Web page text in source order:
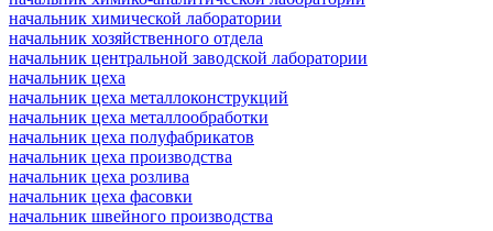
начальник химической лаборатории
начальник хозяйственного отдела
начальник центральной заводской лаборатории
начальник цеха
начальник цеха металлоконструкций
начальник цеха металлообработки
начальник цеха полуфабрикатов
начальник цеха производства
начальник цеха розлива
начальник цеха фасовки
начальник швейного производства